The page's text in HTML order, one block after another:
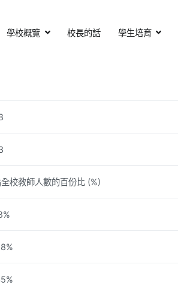
學
School
學校概覽 校長的話 學生培育
校教師人數的百份比 (%)